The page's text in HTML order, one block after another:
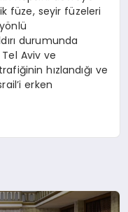
füze, seyir füzeleri
durumunda
Aviv ve
hızlandığı ve
erken